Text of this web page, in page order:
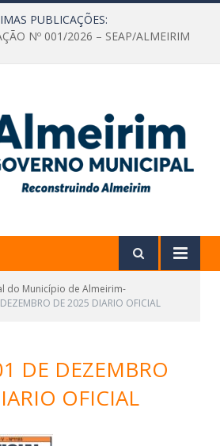
PUBLICAÇÕES:
Nº 001/2026 – SEAP/ALMEIRIM
do Município de Almeirim-
DE 2025 DIARIO OFICIAL
DE DEZEMBRO
OFICIAL